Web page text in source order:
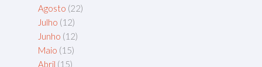
Agosto (22)
Julho (12)
Junho (12)
Maio (15)
Abril (15)